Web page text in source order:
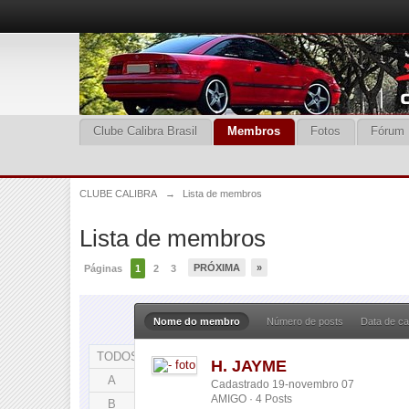
Clube Calibra Brasil Membros Fotos Fórum
CLUBE CALIBRA → Lista de membros
Lista de membros
Páginas 1 2 3 PRÓXIMA »
TODOS
A
B
Nome do membro Número de posts Data de
H. JAYME
Cadastrado 19-novembro 07
AMIGO · 4 Posts